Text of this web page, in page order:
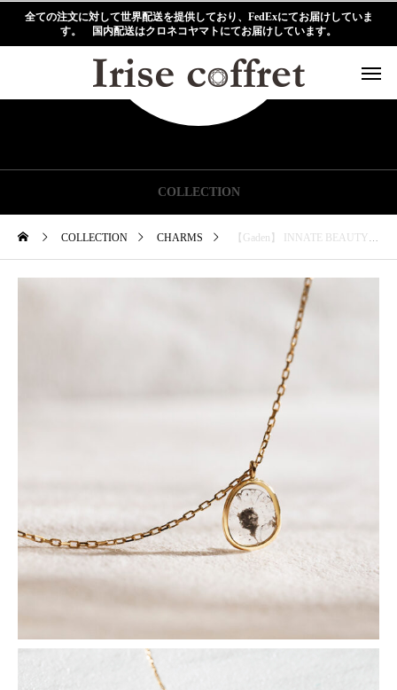
全ての注文に対して世界配送を提供しており、FedExにてお届けしていま
す。 国内配送はクロネコヤマトにてお届けしています。
COLLECTION
COLLECTION CHARMS 【Gaden】 INNATE BEAUTY